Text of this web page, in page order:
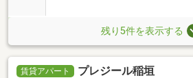
残り5件を表示する
賃貸アパート プレジール稲垣